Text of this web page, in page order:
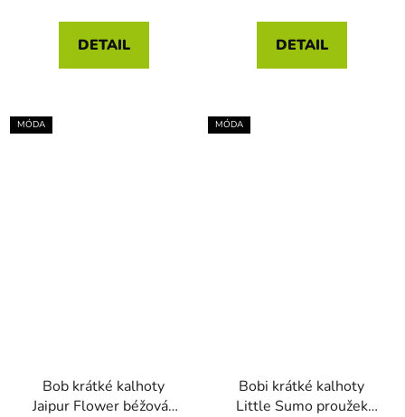
DETAIL DETAIL
MÓDA
Bob krátké kalhoty
Jaipur Flower béžová-
MÓDA
Bobi krátké kalhoty
Little Sumo proužek